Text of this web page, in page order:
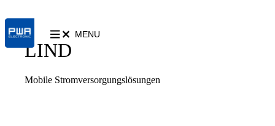
MENU
LIND
Mobile Stromversorgungslösungen